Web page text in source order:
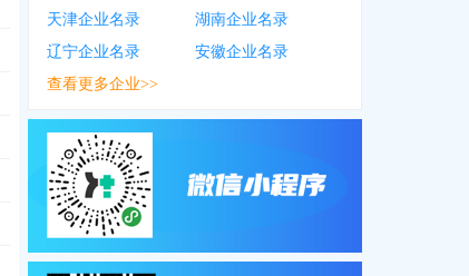
天津企业名录
湖南企业名录
辽宁企业名录
安徽企业名录
查看更多企业>>